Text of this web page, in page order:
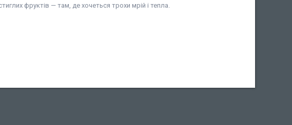
фруктів — там, де хочеться трохи мрій і тепла.